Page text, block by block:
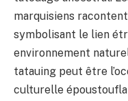
marquisiens
symbolisant le lien
environnement
tatauing peut être
culturelle